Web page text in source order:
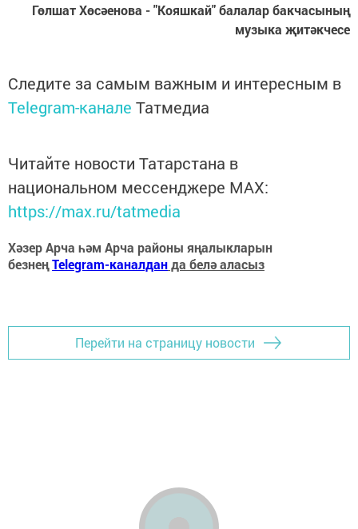
Гөлшат Хөсәенова - "Кояшкай" балалар бакчасының
музыка җитәкчесе
Следите за самым важным и интересным в
Telegram-канале Татмедиа
Читайте новости Татарстана в
национальном мессенджере MАХ:
https://max.ru/tatmedia
Хәзер Арча һәм Арча районы яңалыкларын
безнеңTelegram-каналданда белә аласыз
Перейти на страницу новости